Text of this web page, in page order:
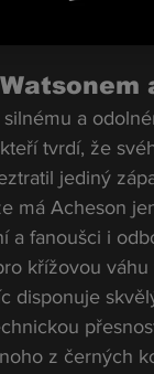
a
tvrdí, že
jediný
má Acheson
a fanoušci i
křížovou
disponuje
z černých